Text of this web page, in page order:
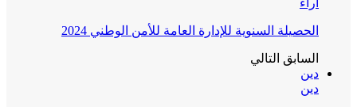
آراء
الحصيلة السنوية للإدارة العامة للأمن الوطني 2024
السابق التالي
دين
دين